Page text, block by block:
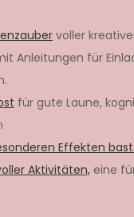
voller
Anleitungen für
für gute Laune,
Effekten
Aktivitäten, eine